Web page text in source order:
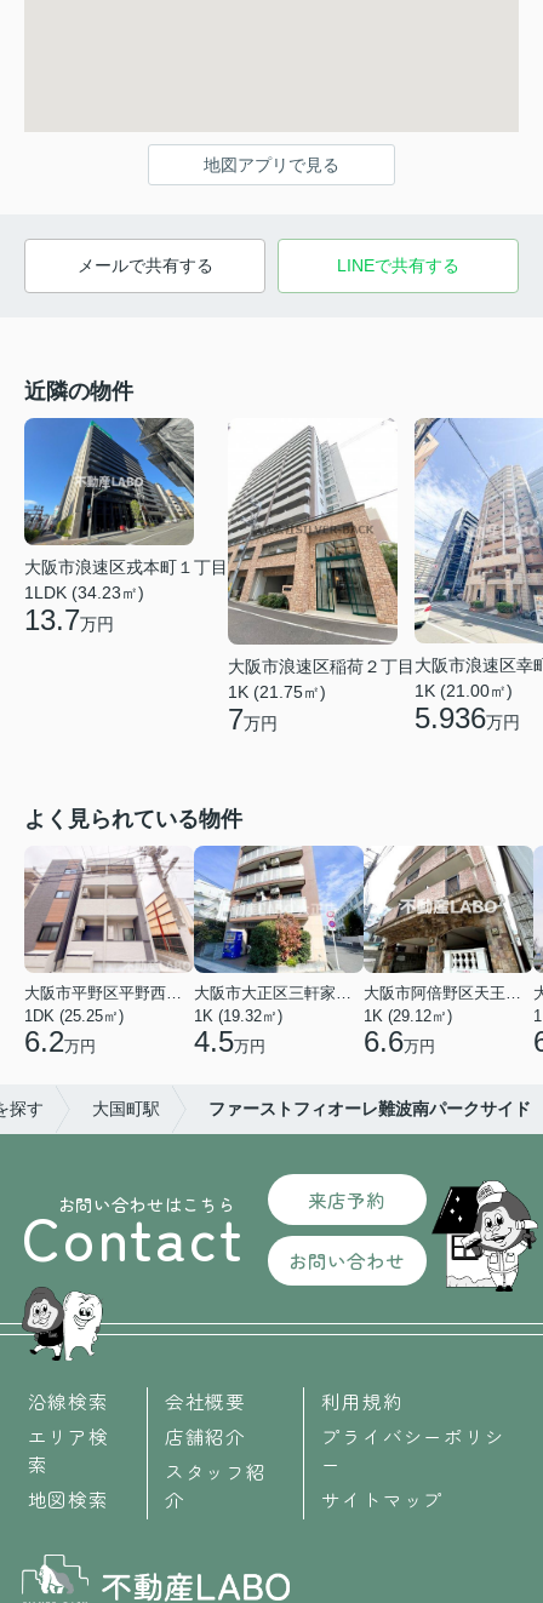
地図アプリで見る
メールで共有する LINEで共有する
近隣の物件
大阪市浪速区戎本町１丁目
1LDK (34.23㎡)
13.7万円
大阪市浪速区稲荷２丁目
1K (21.75㎡)
7万円
大阪市浪速区幸
1K (21.00㎡)
5.936万円
よく見られている物件
1DK (25.25㎡)
6.2万円
1K (19.32㎡)
4.5万円
1K (29.12㎡)
6.6万円
探す 大国町駅 ファーストフィオーレ難波南パークサイド
お問い合わせはこちら
Contact 来店予約
お問い合わせ
沿線検索
エリア検
索
地図検索
会社概要
店舗紹介
スタッフ紹
介
利用規約
プライバシーポリシ
ー
サイトマップ